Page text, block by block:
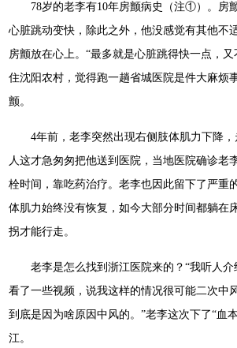
78岁的老李有10年房颤病史（注①）。房
心脏跳动变快，除此之外，他没感觉有其他不
房颤放在心上。“最多就是心脏跳得快一点，
住沈阳农村，觉得跑一趟省城医院是件大麻烦
颤。
4年前，老李突然出现右侧肢体肌力下降
人这才急匆匆把他送到医院，当地医院确诊老
栓时间，靠吃药治疗。老李也因此留下了严重
体肌力始终没有恢复，如今大部分时间都躺在
拐才能行走。
老李是怎么找到浙江医院来的？“我听人介
看了一些视频，说我这样的情况很可能二次中
到底是因为啥原因中风的。”老李这次下了“血
江。